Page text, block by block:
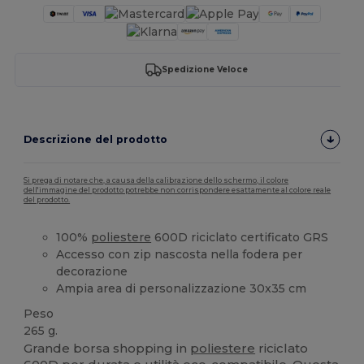
Spedizione Veloce
Descrizione del prodotto
Si prega di notare che, a causa della calibrazione dello schermo, il colore
dell'immagine del prodotto potrebbe non corrispondere esattamente al colore reale
del prodotto.
100% poliestere 600D riciclato certificato GRS
Accesso con zip nascosta nella fodera per
decorazione
Ampia area di personalizzazione 30x35 cm
Peso
265 g.
Grande borsa shopping in poliestere riciclato